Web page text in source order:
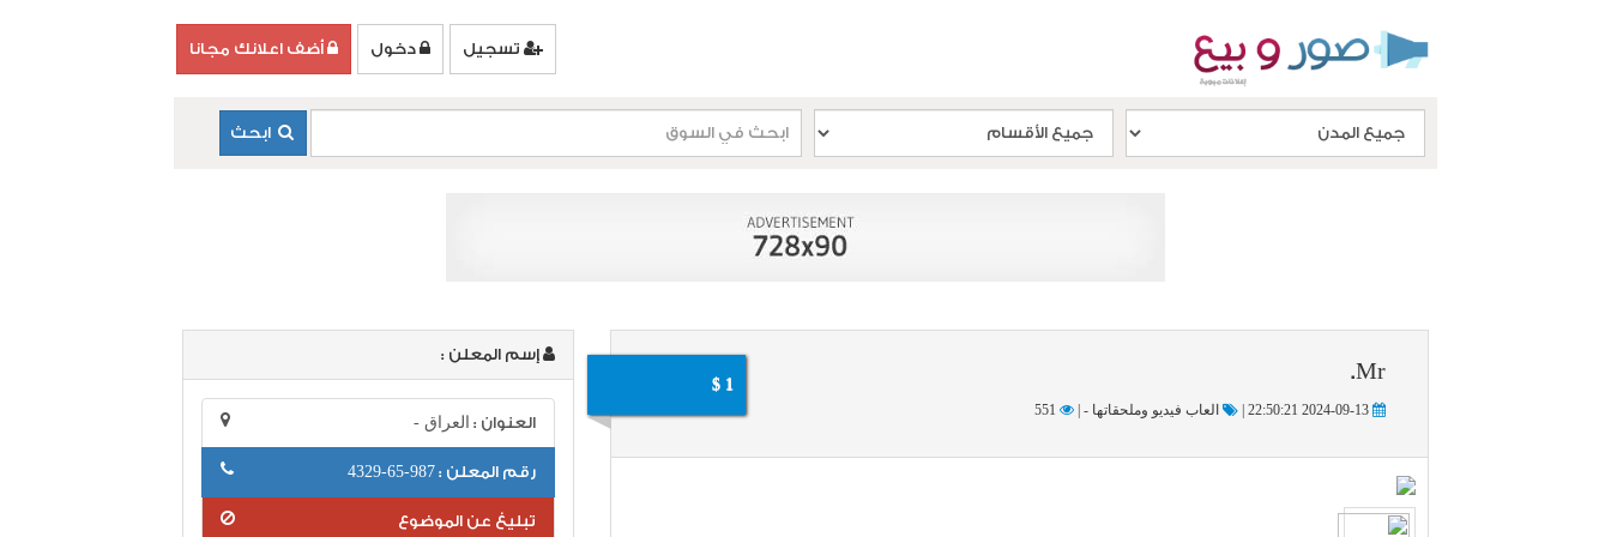
أضف اعلانك مجانا دخول تسجيل
ابحث
Mr.
العاب فيديو وملحقاتها - |
1 $
إسم المعلن :
العنوان : العراق -
رقم المعلن :987-65-4329
تبليغ عن الموضوع